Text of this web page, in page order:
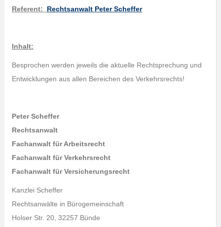
Referent: Rechtsanwalt Peter Scheffer
Inhalt:
Besprochen werden jeweils die aktuelle Rechtsprechung und
Entwicklungen aus allen Bereichen des Verkehrsrechts!
Peter Scheffer
Rechtsanwalt
Fachanwalt für Arbeitsrecht
Fachanwalt für Verkehrsrecht
Fachanwalt für Versicherungsrecht
Kanzlei Scheffer
Rechtsanwälte in Bürogemeinschaft
Holser Str. 20, 32257 Bünde